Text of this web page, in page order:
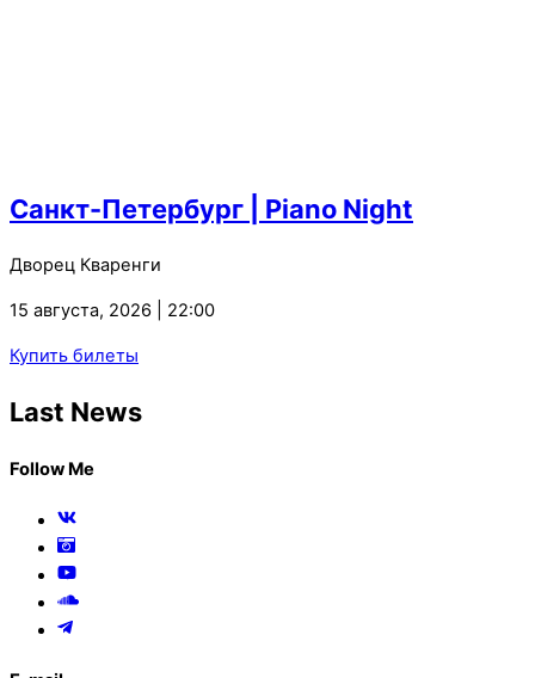
Санкт-Петербург | Piano Night
Дворец Кваренги
15 августа, 2026 | 22:00
Купить билеты
Last News
Follow Me